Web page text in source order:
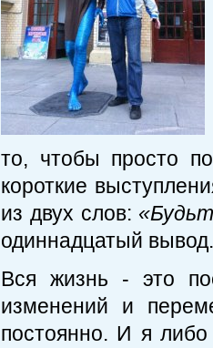
то, чтобы просто
короткие
из двух слов:
одиннадцатый вывод.
Вся жизнь - это
изменений и
постоянно. И я